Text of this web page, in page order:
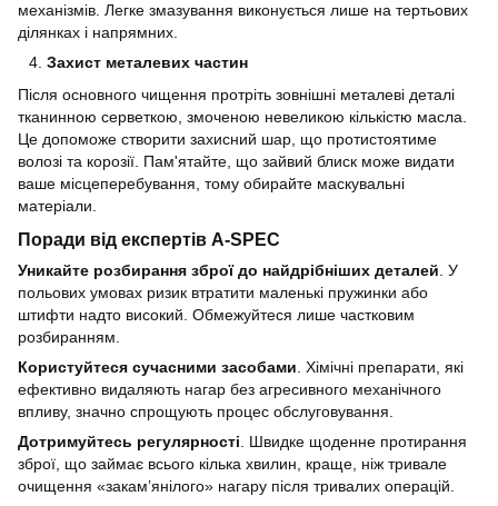
механізмів. Легке змазування виконується лише на тертьових
ділянках і напрямних.
Захист металевих частин
Після основного чищення протріть зовнішні металеві деталі
тканинною серветкою, змоченою невеликою кількістю масла.
Це допоможе створити захисний шар, що протистоятиме
волозі та корозії. Пам'ятайте, що зайвий блиск може видати
ваше місцеперебування, тому обирайте маскувальні
матеріали.
Поради від експертів A-SPEC
Уникайте розбирання зброї до найдрібніших деталей. У
польових умовах ризик втратити маленькі пружинки або
штифти надто високий. Обмежуйтеся лише частковим
розбиранням.
Користуйтеся сучасними засобами. Хімічні препарати, які
ефективно видаляють нагар без агресивного механічного
впливу, значно спрощують процес обслуговування.
Дотримуйтесь регулярності. Швидке щоденне протирання
зброї, що займає всього кілька хвилин, краще, ніж тривале
очищення «закам’янілого» нагару після тривалих операцій.